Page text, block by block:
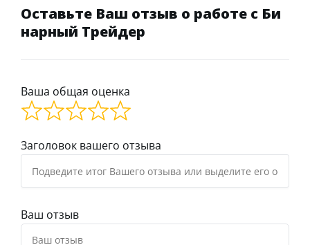
Оставьте Ваш отзыв о работе с Би
нарный Трейдер
Ваша общая оценка
Заголовок вашего отзыва
Ваш отзыв